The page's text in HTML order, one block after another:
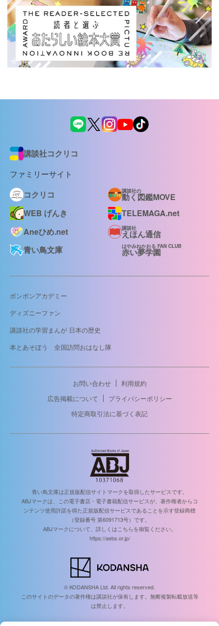
講談社コクリコ
ファミリーサイト
コクリコ
講談社の
動く図鑑MOVE
WEB げんき
TELEMAGA.net
Aneひめ.net
講談社
えほん通信
青い鳥文庫
はやみねかおる FAN CLUB
赤い夢学園
ボンボンアカデミー
ディズニーファン
講談社の学習まんが 日本の歴史
本とあそぼう 全国訪問おはなし隊
お問い合わせ
利用規約
広告掲載について
プライバシーポリシー
特定商取引法に基づく表記
青い鳥文庫は正規版配信サイトマークを取得したサービスです。
ABJマークは、この電子書店・電子書籍配信サービスが、著作権者からコ
ンテンツ使用許諾を得た正規版配信サービスであることを示す登録商標
（登録番号 第6091713号）です。
ABJマークについて、詳しくはこちらを御覧ください。
https://aebs.or.jp/
© KODANSHA Ltd. All rights reserved.
このサイトのデータの著作権は講談社が保有します。無断複製転載放送等
は禁止します。